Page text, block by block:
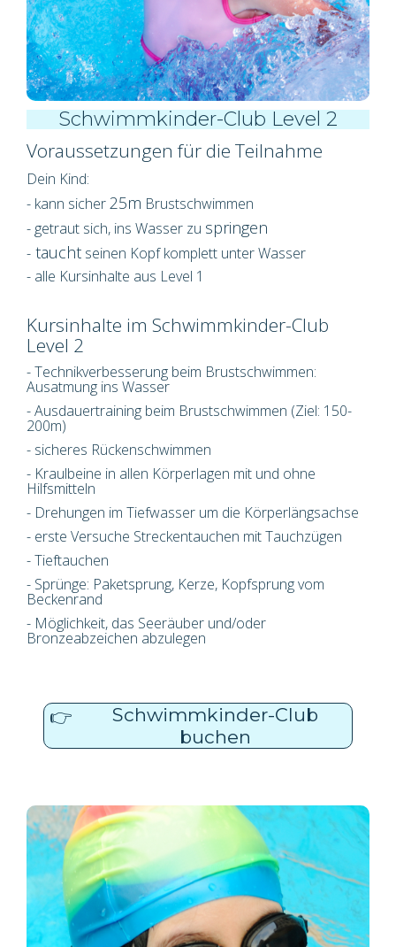
Schwimmkinder-Club Level 2
Voraussetzungen für die Teilnahme
Dein Kind:
- kann sicher 25m Brustschwimmen
- getraut sich, ins Wasser zu springen
- taucht seinen Kopf komplett unter Wasser
- alle Kursinhalte aus Level 1
Kursinhalte im Schwimmkinder-Club
Level 2
- Technikverbesserung beim Brustschwimmen:
Ausatmung ins Wasser
- Ausdauertraining beim Brustschwimmen (Ziel: 150-
200m)
- sicheres Rückenschwimmen
- Kraulbeine in allen Körperlagen mit und ohne
Hilfsmitteln
- Drehungen im Tiefwasser um die Körperlängsachse
- erste Versuche Streckentauchen mit Tauchzügen
- Tieftauchen
- Sprünge: Paketsprung, Kerze, Kopfsprung vom
Beckenrand
- Möglichkeit, das Seeräuber und/oder
Bronzeabzeichen abzulegen
👉
Schwimmkinder-Club
buchen